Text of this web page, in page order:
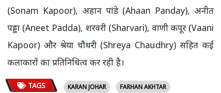
(Sonam Kapoor), अहान पांडे (Ahaan Panday), अनीत
पड्डा (Aneet Padda), शरवरी (Sharvari), वाणी कपूर (Vaani
Kapoor) और श्रेया चौधरी (Shreya Chaudhry) सहित कई
कलाकारों का प्रतिनिधित्व कर रही है।
TAGS KARAN JOHAR
FARHAN AKHTAR